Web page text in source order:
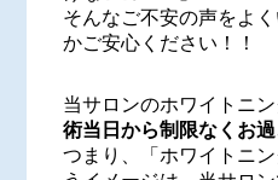
そんなご不安の声をよ
かご安心ください！！
当サロンのホワイトニン
術当日から制限なくお
つまり、「ホワイトニ